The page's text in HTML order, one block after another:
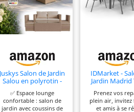
Juskys Salon de Jardin
Salou en polyrotin -
d'extérieur résistant
aux intempéries pour
✅ Espace lounge
confortable : salon de
jardin avec coussins de
IDMarket -
Jardin Madrid
empilables
Prenez vos
plein air, invitez
et amis à se